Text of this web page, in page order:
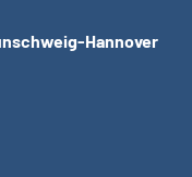
Hannover